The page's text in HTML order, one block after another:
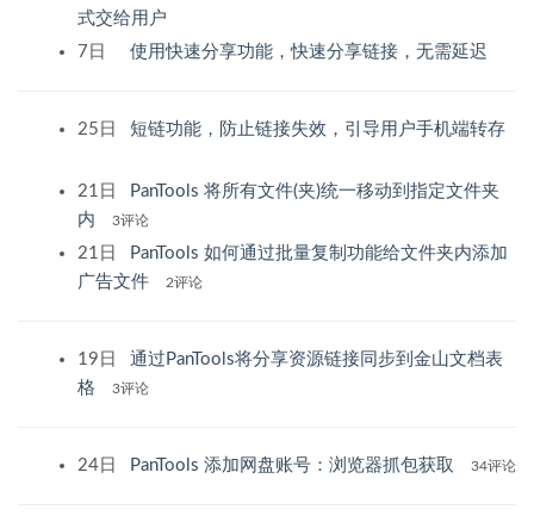
式交给用户
7日
使用快速分享功能，快速分享链接，无需延迟
25日 短链功能，防止链接失效，引导用户手机端转存
21日
PanTools 将所有文件(夹)统一移动到指定文件夹
内
3评论
21日
PanTools 如何通过批量复制功能给文件夹内添加
广告文件
2评论
19日
通过PanTools将分享资源链接同步到金山文档表
格
3评论
24日 PanTools 添加网盘账号：浏览器抓包获取 34评论